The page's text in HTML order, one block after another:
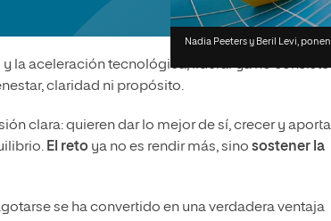
Acceso universitario para
mayores
Nadia Peeters y Beril Levi,
la aceleración tecnológica, liderar ya no consiste
claridad ni propósito.
clara: quieren dar lo mejor de sí, crecer y
El reto ya no es rendir más, sino sostener la
se ha convertido en una verdadera ventaja